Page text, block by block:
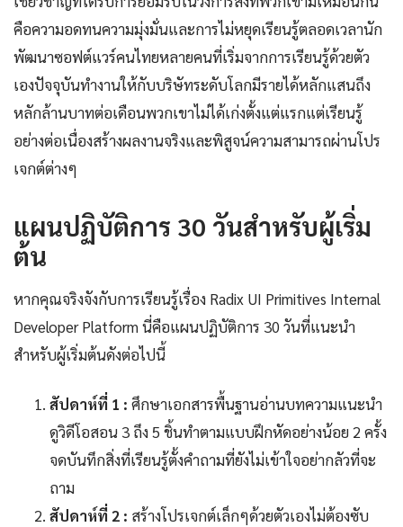
คือความอดทนความมุ่งมั่นและการไม่หยุดเรียนรู้ตลอดเวลานัก
พัฒนาซอฟต์แวร์คนไทยหลายคนที่เริ่มจากการเรียนรู้ด้วยตัว
เองปัจจุบันทำงานให้กับบริษัทระดับโลกมีรายได้หลักแสนถึง
หลักล้านบาทต่อเดือนพวกเขาไม่ได้เก่งตั้งแต่แรกแต่เรียนรู้
อย่างต่อเนื่องสร้างผลงานจริงและพิสูจน์ความสามารถผ่านโปร
เจกต์ต่างๆ
แผนปฏิบัติการ 30 วันสำหรับผู้เริ่ม
ต้น
หากคุณจริงจังกับการเรียนรู้เรื่อง Radix UI Primitives Internal
Developer Platform นี่คือแผนปฏิบัติการ 30 วันที่แนะนำ
สำหรับผู้เริ่มต้นดังต่อไปนี้
สัปดาห์ที่ 1 : ศึกษาเอกสารพื้นฐานอ่านบทความแนะนำ
ดูวิดีโอสอน 3 ถึง 5 ชิ้นทำตามแบบฝึกหัดอย่างน้อย 2 ครั้ง
จดบันทึกสิ่งที่เรียนรู้ตั้งคำถามที่ยังไม่เข้าใจอย่ากลัวที่จะ
ถาม
สัปดาห์ที่ 2 : สร้างโปรเจกต์เล็กๆด้วยตัวเองไม่ต้องซับ